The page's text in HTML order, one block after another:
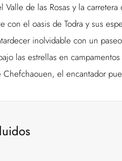
Valle de las Rosas y la
con el oasis de Todra y sus
inolvidable con un
las estrellas en
Chefchaouen, el encantador